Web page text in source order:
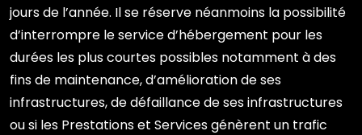
jours de l’année. Il se réserve néanmoins la possibilité
d’interrompre le service d’hébergement pour les
durées les plus courtes possibles notamment à des
fins de maintenance, d’amélioration de ses
infrastructures, de défaillance de ses infrastructures
ou si les Prestations et Services génèrent un trafic